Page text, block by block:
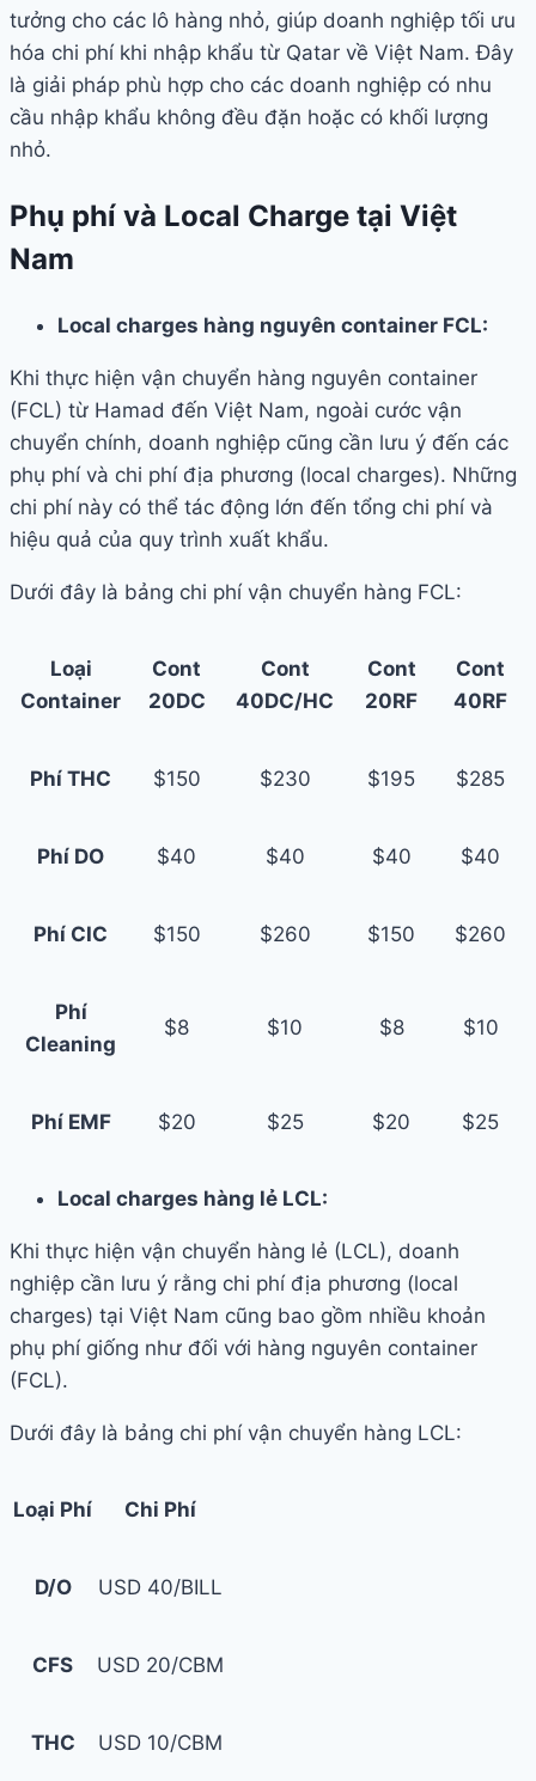
tưởng cho các lô hàng nhỏ, giúp doanh nghiệp tối ưu
hóa chi phí khi nhập khẩu từ Qatar về Việt Nam. Đây
là giải pháp phù hợp cho các doanh nghiệp có nhu
cầu nhập khẩu không đều đặn hoặc có khối lượng
nhỏ.
Phụ phí và Local Charge tại Việt
Nam
Local charges hàng nguyên container FCL:
Khi thực hiện vận chuyển hàng nguyên container
(FCL) từ Hamad đến Việt Nam, ngoài cước vận
chuyển chính, doanh nghiệp cũng cần lưu ý đến các
phụ phí và chi phí địa phương (local charges). Những
chi phí này có thể tác động lớn đến tổng chi phí và
hiệu quả của quy trình xuất khẩu.
Dưới đây là bảng chi phí vận chuyển hàng FCL:
Loại
Container
Cont
20DC
Cont
40DC/HC
Cont
20RF
Cont
40RF
Phí THC $150 $230 $195 $285
Phí DO $40 $40 $40 $40
Phí CIC $150 $260 $150 $260
Phí
Cleaning
$8 $10 $8 $10
Phí EMF $20 $25 $20 $25
Local charges hàng lẻ LCL:
Khi thực hiện vận chuyển hàng lẻ (LCL), doanh
nghiệp cần lưu ý rằng chi phí địa phương (local
charges) tại Việt Nam cũng bao gồm nhiều khoản
phụ phí giống như đối với hàng nguyên container
(FCL).
Dưới đây là bảng chi phí vận chuyển hàng LCL:
Loại Phí Chi Phí
D/O USD 40/BILL
CFS USD 20/CBM
THC USD 10/CBM